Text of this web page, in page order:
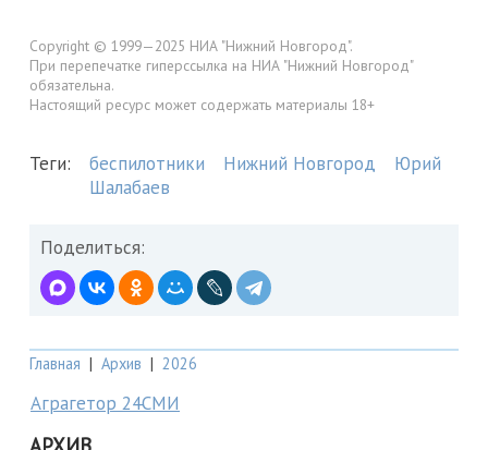
Copyright © 1999—2025 НИА "Нижний Новгород".
При перепечатке гиперссылка на НИА "Нижний Новгород"
обязательна.
Настоящий ресурс может содержать материалы 18+
Теги: беспилотники Нижний Новгород
Юрий
Шалабаев
Поделиться:
Главная | Архив | 2026
Аграгетор 24СМИ